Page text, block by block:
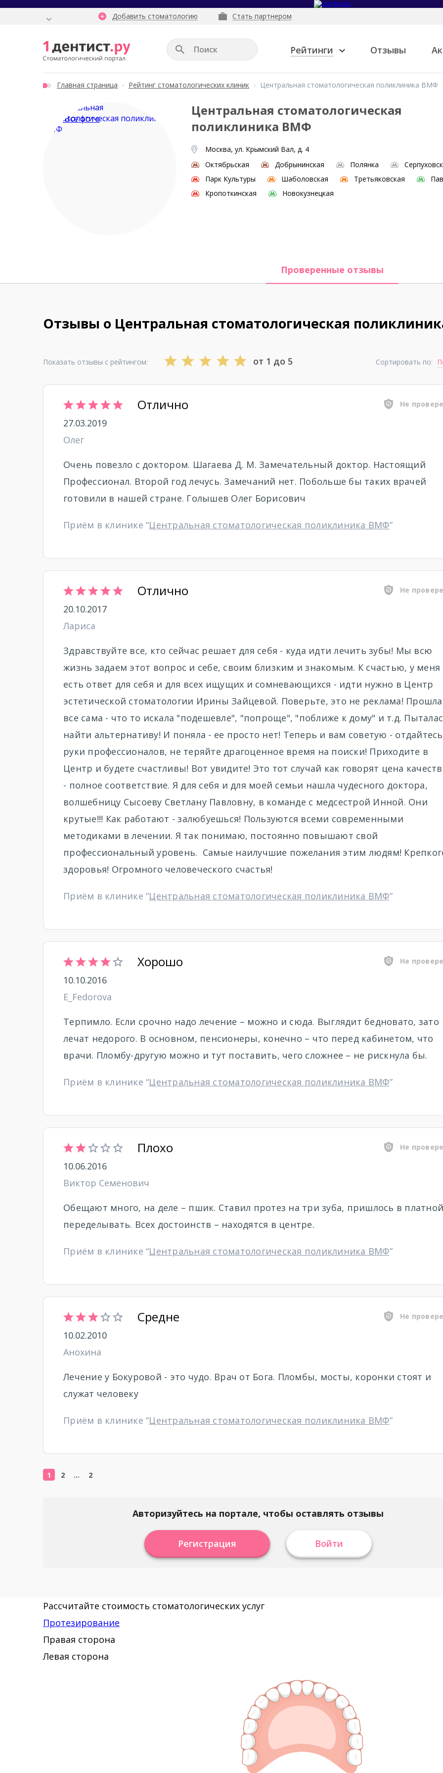
Добавить стоматологию Стать партнером
Рейтинги Отзывы
Главная страница Рейтинг стоматологических клиник Центральная стоматологическая поликлиника ВМФ
Все фото
Центральная стоматологическая
поликлиника ВМФ
Москва, ул. Крымский Вал, д. 4
Октябрьская
Добрынинская Полянка
Парк Культуры
Шаболовская Третьяковская
Кропоткинская
Новокузнецкая
Проверенные отзывы
Отзывы о Центральная стоматологическая
Показать отзывы с рейтингом: от 1 до 5 Сортировать по:
Отлично Не
27.03.2019
Олег
Очень повезло с доктором. Шагаева Д. М. Замечательный доктор. Настоящий
Профессионал. Второй год лечусь. Замечаний нет. Побольше бы таких врачей
готовили в нашей стране. Голышев Олег Борисович
Приём в клинике “Центральная стоматологическая поликлиника ВМФ”
Отлично Не
20.10.2017
Лариса
Здравствуйте все, кто сейчас решает для себя - куда идти лечить зубы! Мы всю
жизнь задаем этот вопрос и себе, своим близким и знакомым. К счастью, у меня
есть ответ для себя и для всех ищущих и сомневающихся - идти нужно в Центр
эстетической стоматологии Ирины Зайцевой. Поверьте, это не реклама! Прошла
все сама - что то искала "подешевле", "попроще", "поближе к дому" и т.д.
найти альтернативу! И поняла - ее просто нет! Теперь и вам советую -
руки профессионалов, не теряйте драгоценное время на поиски! Приходите в
Центр и будете счастливы! Вот увидите! Это тот случай как говорят цена
- полное соответствие. Я для себя и для моей семьи нашла чудесного доктора,
волшебницу Сысоеву Светлану Павловну, в команде с медсестрой Инной. Они
крутые!!! Как работают - залюбуешься! Пользуются всеми современными
методиками в лечении. Я так понимаю, постоянно повышают свой
профессиональный уровень. Самые наилучшие пожелания этим людям!
здоровья! Огромного человеческого счастья!
Приём в клинике “Центральная стоматологическая поликлиника ВМФ”
Хорошо Не
10.10.2016
E_Fedorova
Терпимло. Если срочно надо лечение – можно и сюда. Выглядит бедновато, зато
лечат недорого. В основном, пенсионеры, конечно – что перед кабинетом, что
врачи. Пломбу-другую можно и тут поставить, чего сложнее – не рискнула бы.
Приём в клинике “Центральная стоматологическая поликлиника ВМФ”
Плохо Не
10.06.2016
Виктор Семенович
Обещают много, на деле – пшик. Ставил протез на три зуба, пришлось в платной
переделывать. Всех достоинств – находятся в центре.
Приём в клинике “Центральная стоматологическая поликлиника ВМФ”
Средне Не
10.02.2010
Анохина
Лечение у Бокуровой - это чудо. Врач от Бога. Пломбы, мосты, коронки стоят и
служат человеку
Приём в клинике “Центральная стоматологическая поликлиника ВМФ”
1 2 … 2
Авторизуйтесь на портале, чтобы оставлять отзывы
Регистрация Войти
Рассчитайте стоимость стоматологических услуг
Протезирование
Правая сторона
Левая сторона